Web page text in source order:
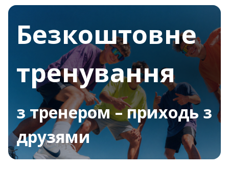
Безкоштовне
тренування
з тренером – приходь з
друзями